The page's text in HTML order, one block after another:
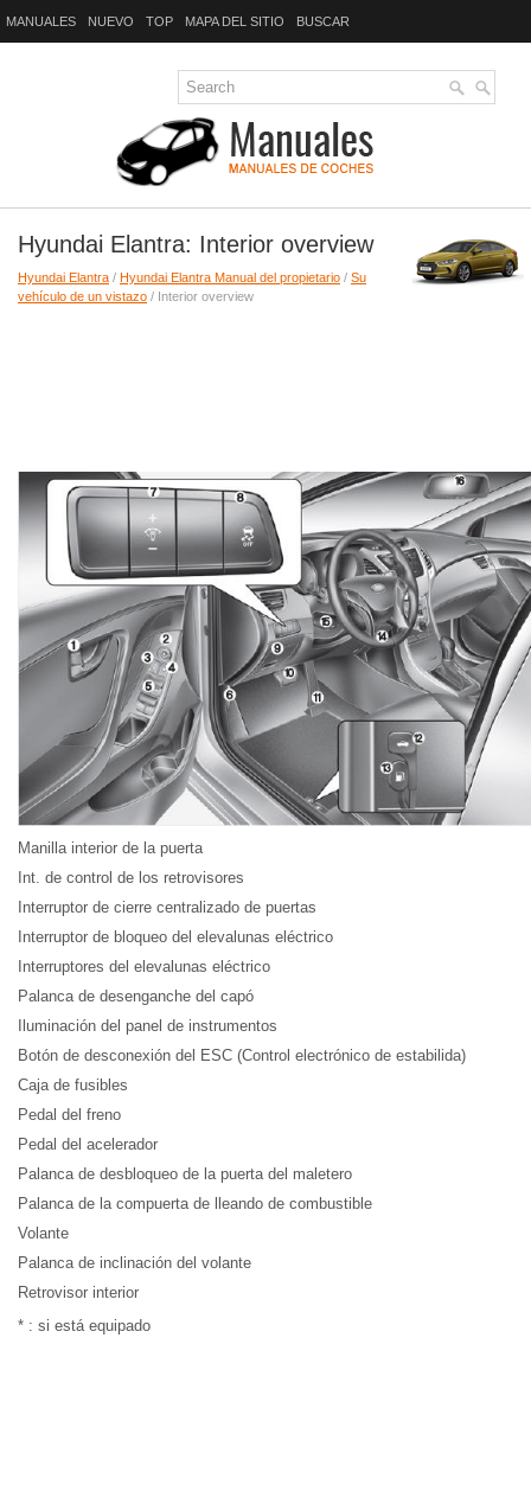
MANUALES NUEVO TOP MAPA DEL SITIO BUSCAR
Hyundai Elantra: Interior overview
Hyundai Elantra / Hyundai Elantra Manual del propietario / Su
vehículo de un vistazo / Interior overview
Manilla interior de la puerta
Int. de control de los retrovisores
Interruptor de cierre centralizado de puertas
Interruptor de bloqueo del elevalunas eléctrico
Interruptores del elevalunas eléctrico
Palanca de desenganche del capó
Iluminación del panel de instrumentos
Botón de desconexión del ESC (Control electrónico de estabilida)
Caja de fusibles
Pedal del freno
Pedal del acelerador
Palanca de desbloqueo de la puerta del maletero
Palanca de la compuerta de lleando de combustible
Volante
Palanca de inclinación del volante
Retrovisor interior
* : si está equipado